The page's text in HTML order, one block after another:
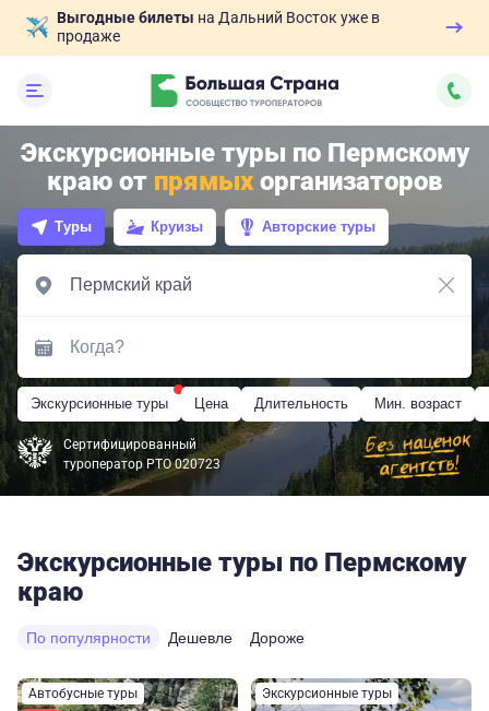
Выгодные билеты на Дальний Восток уже в
продаже
Экскурсионные туры по Пермскому
краю от прямых организаторов
Туры Круизы Авторские туры
Экскурсионные туры Цена Длительность Мин. возраст
Сертифицированный
туроператор РТО 020723
Экскурсионные туры по Пермскому
краю
По популярности Дешевле Дороже
Автобусные туры
Экскурсионные туры